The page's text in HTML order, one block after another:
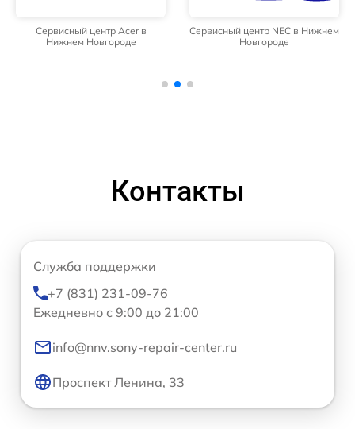
Сервисный центр Acer в
Нижнем Новгороде
Сервисный центр NEC в Нижнем
Новгороде
Контакты
Служба поддержки
+7 (831) 231-09-76
Ежедневно с 9:00 до 21:00
info@nnv.sony-repair-center.ru
Проспект Ленина, 33